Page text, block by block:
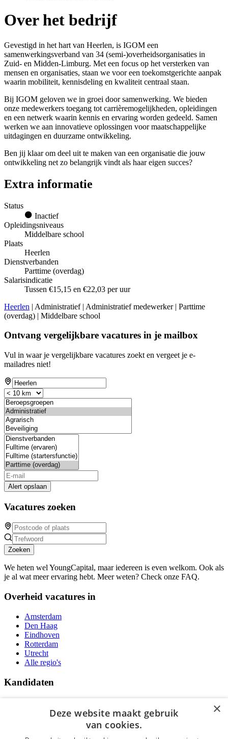
Over het bedrijf
Gevestigd in het hart van Heerlen, is IGOM een
samenwerkingsverband van 34 (semi-)overheidsorganisaties in
Zuid- en Midden-Limburg. Met een focus op het versterken van
mensen en organisaties, staan we voor een toekomstgerichte aanpak
waarin mobiliteit, kennisdeling en kwaliteit centraal staan.
Bij IGOM geloven we in groei door samenwerking. We bieden
onze medewerkers toegang tot carrièremogelijkheden, opleidingen
en een netwerk waarin kennis en ervaring worden gedeeld. Samen
werken we aan innovatieve oplossingen voor maatschappelijke
uitdagingen en duurzame ontwikkeling.
Ben jij klaar om deel uit te maken van een organisatie die jouw
ontwikkeling net zo belangrijk vindt als haar eigen succes?
Extra informatie
Status
Inactief
Opleidingsniveaus
Middelbare school
Plaats
Heerlen
Dienstverbanden
Parttime (overdag)
Salarisindicatie
Tussen €15,15 en €22,03 per uur
Heerlen | Administratief | Administratief medewerker | Parttime
(overdag) | Middelbare school
Ontvang vergelijkbare vacatures in je mailbox
Vul in waar je vergelijkbare vacatures zoekt en vergeet je e-
mailadres niet!
Alert opslaan
Vacatures zoeken
Zoeken
We heten wel YoungCapital, maar iedereen is even welkom. Ook als
je al wat meer ervaring hebt. Meer weten? Check onze FAQ.
Overheid vacatures in
Amsterdam
Den Haag
Eindhoven
Rotterdam
Utrecht
Alle regio's
Kandidaten
Vacatures
Over Vacatures Overheid Online
×
Deze website maakt gebruik
van cookies.